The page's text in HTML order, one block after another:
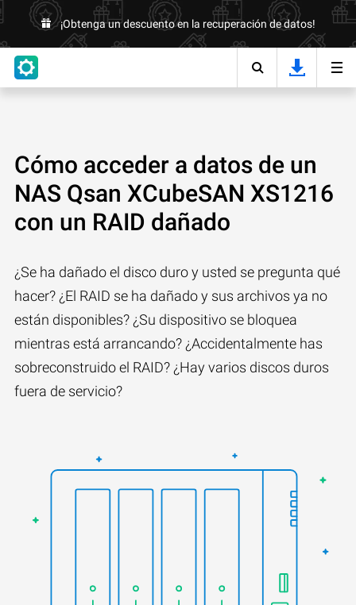
¡Obtenga un descuento en la recuperación de datos!
Cómo acceder a datos de un
NAS Qsan XCubeSAN XS1216
con un RAID dañado
¿Se ha dañado el disco duro y usted se pregunta qué
hacer? ¿El RAID se ha dañado y sus archivos ya no
están disponibles? ¿Su dispositivo se bloquea
mientras está arrancando? ¿Accidentalmente has
sobreconstruido el RAID? ¿Hay varios discos duros
fuera de servicio?